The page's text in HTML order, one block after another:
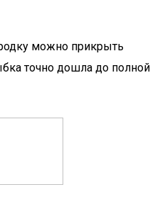
можно прикрыть
точно дошла до полной